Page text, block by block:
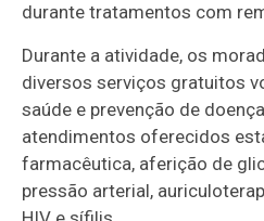
durante tratamentos com
Durante a atividade, os
diversos serviços gratuitos
saúde e prevenção de
atendimentos oferecidos
farmacêutica, aferição de
pressão arterial,